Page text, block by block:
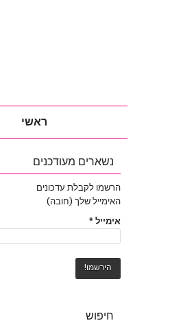
ראשי
נשארים מעודכנים
הרשמו לקבלת עדכונים
האימייל שלך (חובה)
אימייל *
חיפוש